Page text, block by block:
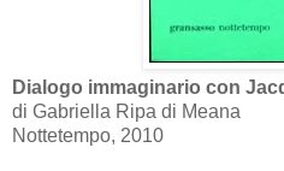
Dialogo immaginario con
di Gabriella Ripa di Meana
Nottetempo, 2010